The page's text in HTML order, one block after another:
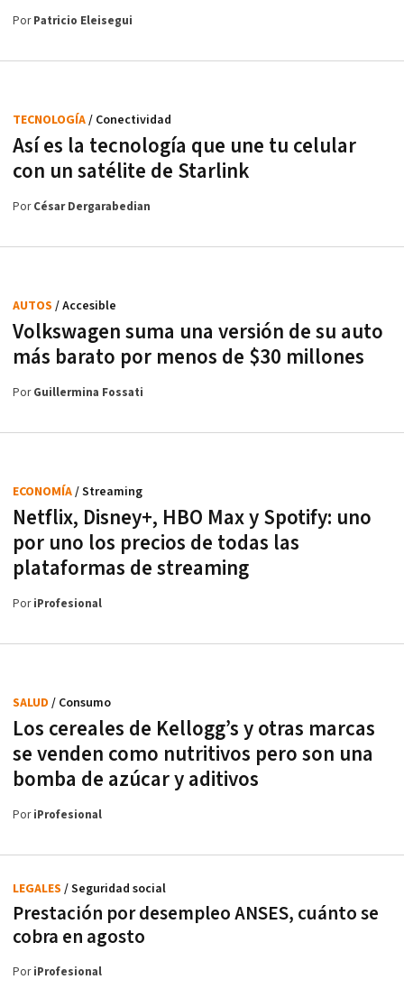
PorPatricio Eleisegui
Así es la tecnología que une tu celular
con un satélite de Starlink
TECNOLOGÍA/ Conectividad
PorCésar Dergarabedian
Volkswagen suma una versión de su auto
más barato por menos de $30 millones
AUTOS / Accesible
PorGuillermina Fossati
Netflix, Disney+, HBO Max y Spotify: uno
por uno los precios de todas las
plataformas de streaming
ECONOMÍA/ Streaming
PoriProfesional
Los cereales de Kellogg’s y otras marcas
se venden como nutritivos pero son una
bomba de azúcar y aditivos
SALUD / Consumo
PoriProfesional
Prestación por desempleo ANSES, cuánto se
cobra en agosto
LEGALES / Seguridad social
PoriProfesional